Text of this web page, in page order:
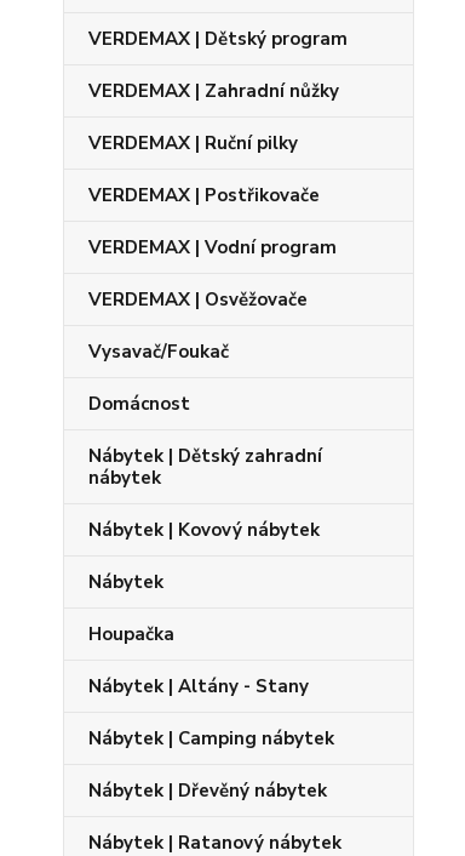
VERDEMAX | Dětský program
VERDEMAX | Zahradní nůžky
VERDEMAX | Ruční pilky
VERDEMAX | Postřikovače
VERDEMAX | Vodní program
VERDEMAX | Osvěžovače
Vysavač/Foukač
Domácnost
Nábytek | Dětský zahradní
nábytek
Nábytek | Kovový nábytek
Nábytek
Houpačka
Nábytek | Altány - Stany
Nábytek | Camping nábytek
Nábytek | Dřevěný nábytek
Nábytek | Ratanový nábytek